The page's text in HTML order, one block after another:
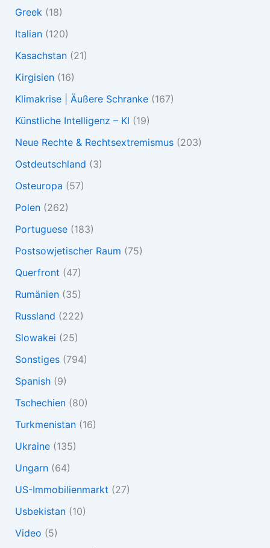
Greek(18)
Italian(120)
Kasachstan(21)
Kirgisien(16)
Klimakrise | Äußere Schranke(167)
Künstliche Intelligenz – KI (19)
Neue Rechte & Rechtsextremismus(203)
Ostdeutschland (3)
Osteuropa (57)
Polen(262)
Portuguese(183)
Postsowjetischer Raum (75)
Querfront (47)
Rumänien(35)
Russland (222)
Slowakei (25)
Sonstiges(794)
Spanish(9)
Tschechien(80)
Turkmenistan(16)
Ukraine(135)
Ungarn(64)
US-Immobilienmarkt (27)
Usbekistan(10)
Video (5)